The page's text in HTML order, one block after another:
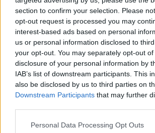
section to confirm your selection. Please
opt-out request is processed you may
interest-based ads based on personal
us or personal information disclosed to
your opt-out. You may separately opt-out
disclosure of your personal information by
IAB’s list of downstream participants. This
also be disclosed by us to third parties on
Downstream Participants that may further
Personal Data Processing Opt Outs
Hasznos
Impresszum
Szerzői jogok
Adatvédelmi tájékoztató
Cookie-kezelési tájékoztató
Nyomtatott lapjaink archívuma